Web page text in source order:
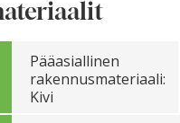
Pääasiallinen
rakennusmateriaali:
Kivi